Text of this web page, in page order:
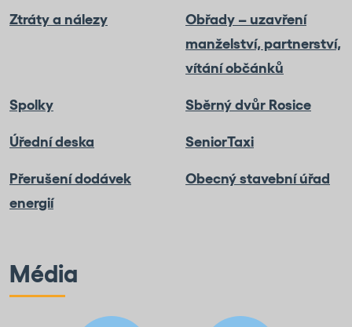
Ztráty a nálezy
Obřady – uzavření
manželství, partnerství,
vítání občánků
Spolky Sběrný dvůr Rosice
Úřední deska SeniorTaxi
Přerušení dodávek
energií
Obecný stavební úřad
Média